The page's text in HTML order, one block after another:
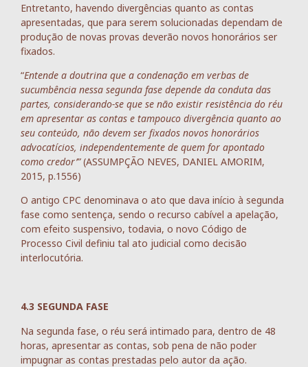
Entretanto, havendo divergências quanto as contas
apresentadas, que para serem solucionadas dependam de
produção de novas provas deverão novos honorários ser
fixados.
“Entende a doutrina que a condenação em verbas de
sucumbência nessa segunda fase depende da conduta das
partes, considerando-se que se não existir resistência do réu
em apresentar as contas e tampouco divergência quanto ao
seu conteúdo, não devem ser fixados novos honorários
advocatícios, independentemente de quem for apontado
como credor’”(ASSUMPÇÃO NEVES, DANIEL AMORIM,
2015, p.1556)
O antigo CPC denominava o ato que dava início à segunda
fase como sentença, sendo o recurso cabível a apelação,
com efeito suspensivo, todavia, o novo Código de
Processo Civil definiu tal ato judicial como decisão
interlocutória.
4.3 SEGUNDA FASE
Na segunda fase, o réu será intimado para, dentro de 48
horas, apresentar as contas, sob pena de não poder
impugnar as contas prestadas pelo autor da ação.